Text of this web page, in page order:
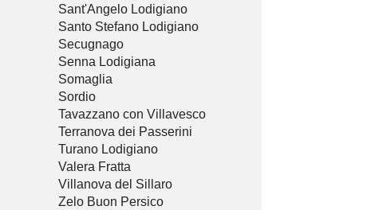
Sant'Angelo Lodigiano
Santo Stefano Lodigiano
Secugnago
Senna Lodigiana
Somaglia
Sordio
Tavazzano con Villavesco
Terranova dei Passerini
Turano Lodigiano
Valera Fratta
Villanova del Sillaro
Zelo Buon Persico